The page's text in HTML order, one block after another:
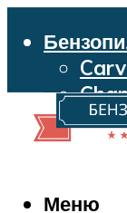
Echo
Меню